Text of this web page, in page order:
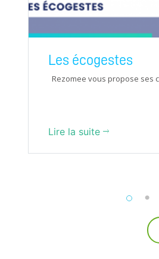
Les écogestes
Rezomee vous propose ses
Lire la suite